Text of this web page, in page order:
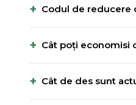
+ Codul de reducere
+ Cât poți economisi
+ Cât de des sunt